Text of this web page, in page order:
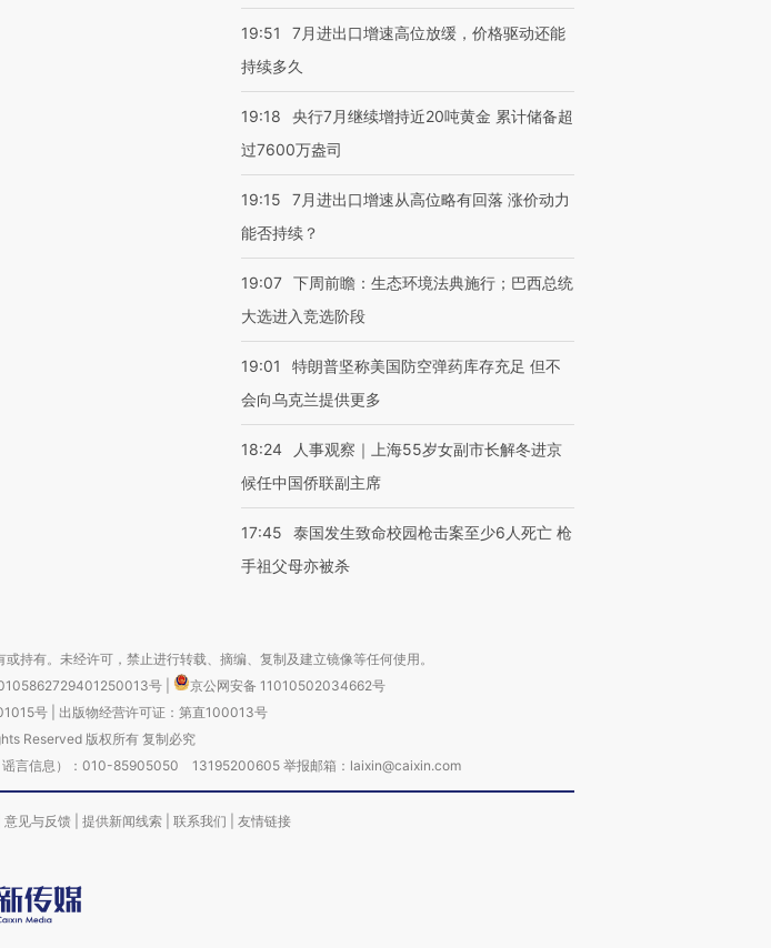
19:51
7月进出口增速高位放缓，价格驱动还能
持续多久
19:18
央行7月继续增持近20吨黄金 累计储备超
过7600万盎司
19:15
7月进出口增速从高位略有回落 涨价动力
能否持续？
19:07 下周前瞻：生态环境法典施行；巴西总统
大选进入竞选阶段
19:01
特朗普坚称美国防空弹药库存充足 但不
会向乌克兰提供更多
18:24
人事观察｜上海55岁女副市长解冬进京
候任中国侨联副主席
17:45
泰国发生致命校园枪击案至少6人死亡 枪
手祖父母亦被杀
持有。未经许可，禁止进行转载、摘编、复制及建立镜像等任何使用。
号
京公网安备 11010502034662号
号| 出版物经营许可证：第直100013号
Reserved 版权所有 复制必究
谣言信息）：010-85905050 13195200605 举报邮箱：laixin@caixin.com
意见与反馈 提供新闻线索 联系我们 友情链接